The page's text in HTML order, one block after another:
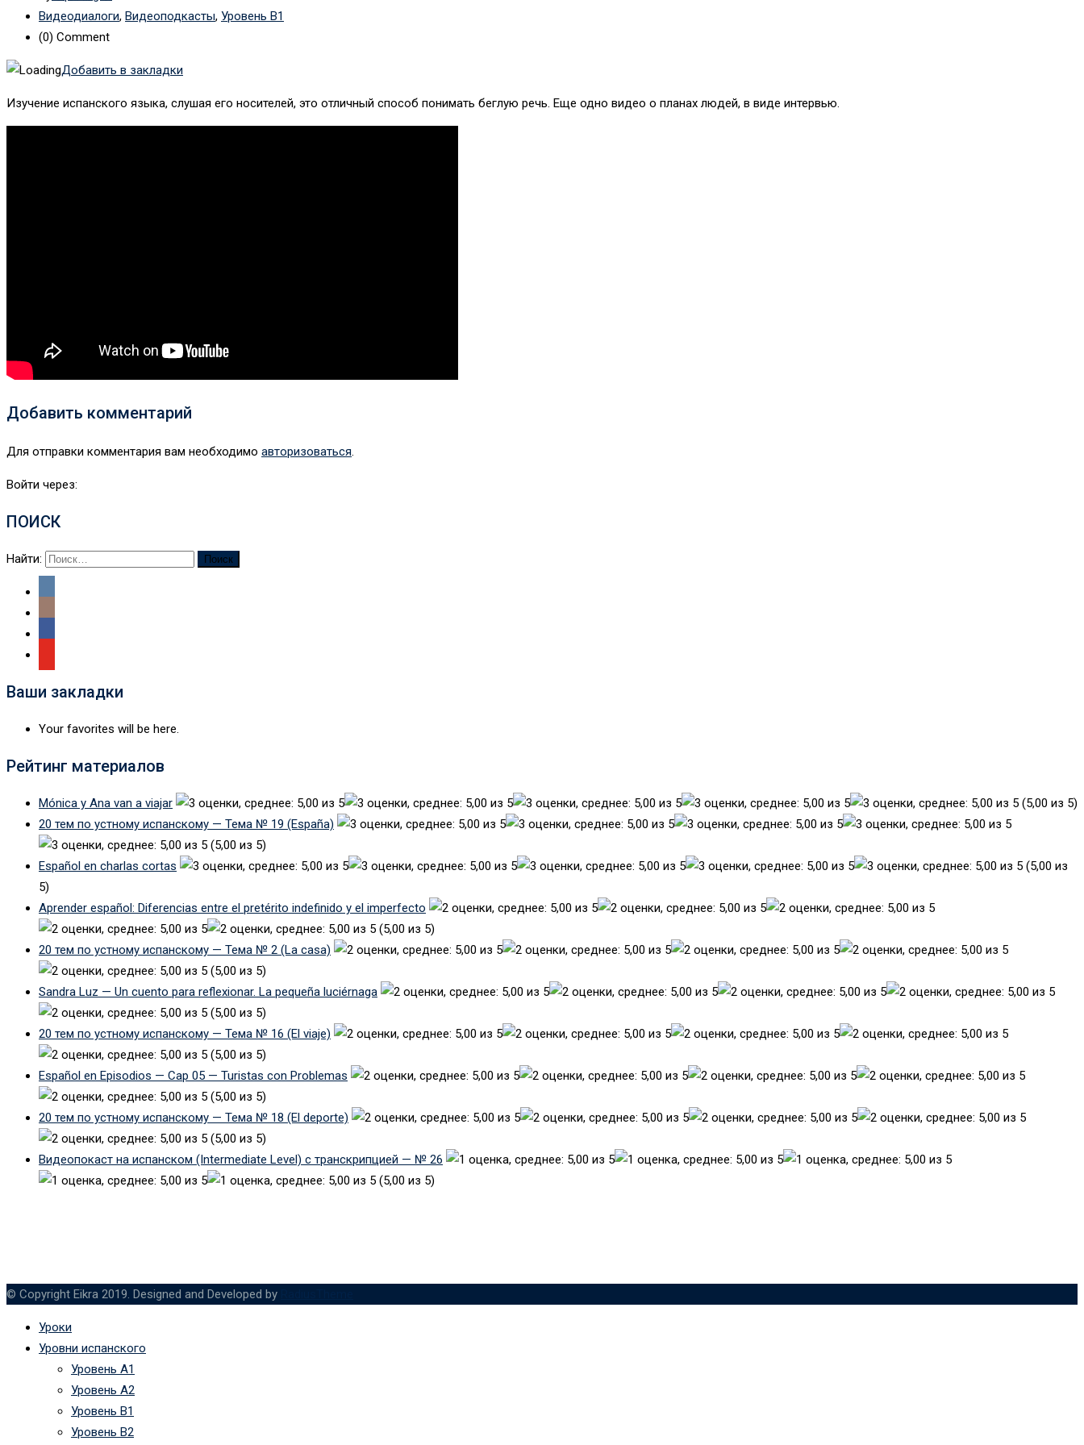
Видеодиалоги, Видеоподкасты, Уровень B1
(0) Comment
Добавить в закладки
Изучение испанского языка, слушая его носителей, это отличный способ понимать беглую речь. Еще одно видео о планах людей, в виде интервью.
Добавить комментарий
Для отправки комментария вам необходимо авторизоваться
Войти через:
ПОИСК
Найти:
Ваши закладки
Your favorites will be here.
Рейтинг материалов
Mónica y Ana van a viajar
(5,00 из 5)
20 тем по устному испанскому — Тема № 19 (España)
(5,00 из 5)
Español en charlas cortas
(5,00 из
5)
Aprender español: Diferencias entre el pretérito indefinido y el imperfecto
(5,00 из 5)
20 тем по устному испанскому — Тема № 2 (La casa)
(5,00 из 5)
Sandra Luz — Un cuento para reflexionar. La pequeña luciérnaga
(5,00 из 5)
20 тем по устному испанскому — Тема № 16 (El viaje)
(5,00 из 5)
Español en Episodios — Cap 05 — Turistas con Problemas
(5,00 из 5)
20 тем по устному испанскому — Тема № 18 (El deporte)
(5,00 из 5)
Видеопокаст на испанском (Intermediate Level) с транскрипцией — № 26
(5,00 из 5)
© Copyright Eikra 2019. Designed and Developed by
Уроки
Уровни испанского
Уровень А1
Уровень А2
Уровень B1
Уровень B2